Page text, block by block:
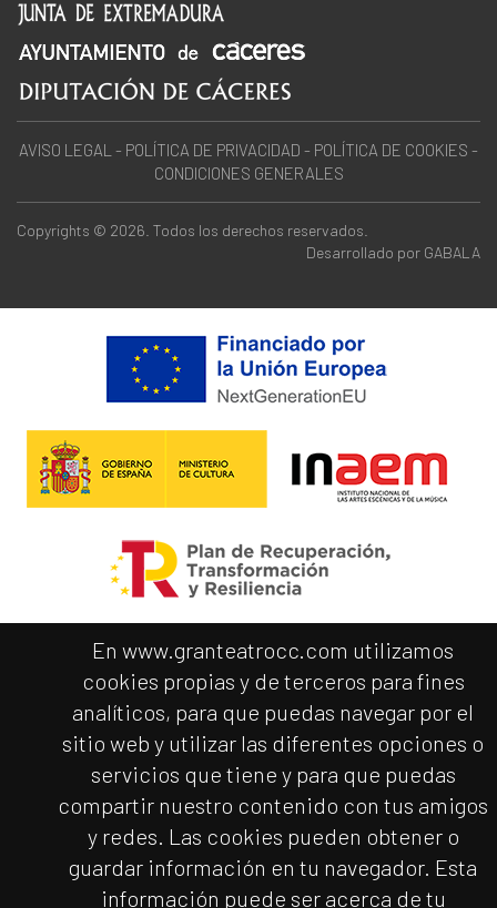
AVISO LEGAL - POLÍTICA DE PRIVACIDAD - POLÍTICA DE COOKIES -
CONDICIONES GENERALES
Copyrights © 2026. Todos los derechos reservados.
Desarrollado por GABALA
En www.granteatrocc.com utilizamos
cookies propias y de terceros para fines
analíticos, para que puedas navegar por el
sitio web y utilizar las diferentes opciones o
servicios que tiene y para que puedas
compartir nuestro contenido con tus amigos
y redes. Las cookies pueden obtener o
guardar información en tu navegador. Esta
información puede ser acerca de tu